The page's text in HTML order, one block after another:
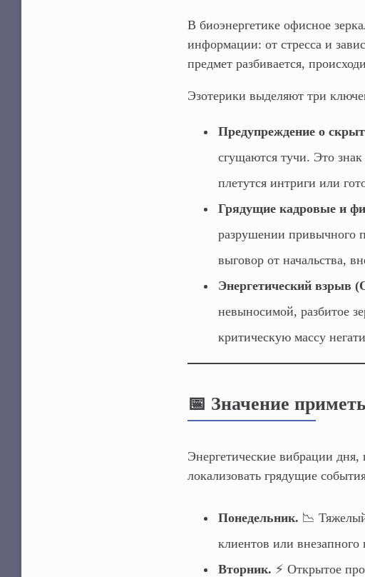
В биоэнергетике офисное
информации: от стресса и
предмет разбивается,
Эзотерики выделяют три
Предупреждение о
сгущаются тучи. Это знак
плетутся интриги или
Грядущие кадровые и
разрушении привычного
выговор от начальства,
Энергетический взрыв
невыносимой, разбитое
критическую массу
📅 Значение
Энергетические вибрации
локализовать грядущие
Понедельник. 📉
клиентов или внезапного
Вторник. ⚡ Открытое